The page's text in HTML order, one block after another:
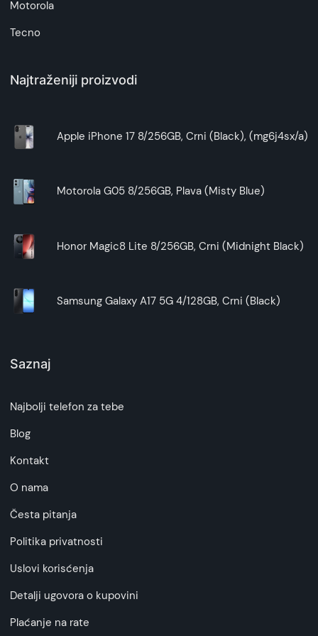
Motorola
Tecno
Najtraženiji proizvodi
Apple iPhone 17 8/256GB, Crni (Black), (mg6j4sx/a)
Motorola G05 8/256GB, Plava (Misty Blue)
Honor Magic8 Lite 8/256GB, Crni (Midnight Black)
Samsung Galaxy A17 5G 4/128GB, Crni (Black)
Saznaj
Najbolji telefon za tebe
Blog
Kontakt
O nama
Česta pitanja
Politika privatnosti
Uslovi korisćenja
Detalji ugovora o kupovini
Plaćanje na rate